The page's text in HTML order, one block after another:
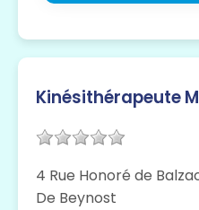
Kinésithérapeute
4 Rue Honoré de
De Beynost